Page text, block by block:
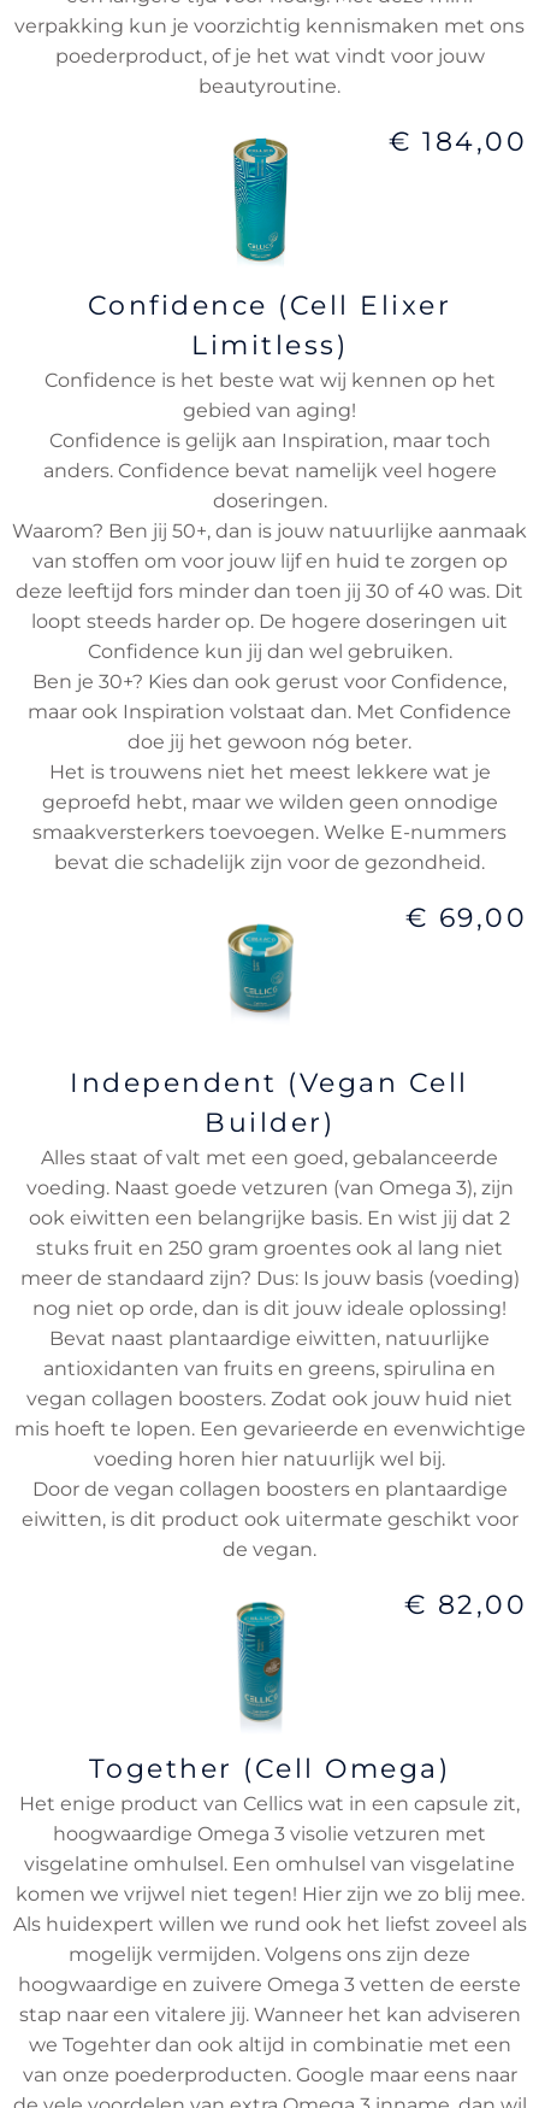
verpakking kun je voorzichtig kennismaken met ons
poederproduct, of je het wat vindt voor jouw
beautyroutine.
€ 184,00
Confidence (Cell Elixer
Limitless)
Confidence is het beste wat wij kennen op het
gebied van aging!
Confidence is gelijk aan Inspiration, maar toch
anders. Confidence bevat namelijk veel hogere
doseringen.
Waarom? Ben jij 50+, dan is jouw natuurlijke aanmaak
van stoffen om voor jouw lijf en huid te zorgen op
deze leeftijd fors minder dan toen jij 30 of 40 was. Dit
loopt steeds harder op. De hogere doseringen uit
Confidence kun jij dan wel gebruiken.
Ben je 30+? Kies dan ook gerust voor Confidence,
maar ook Inspiration volstaat dan. Met Confidence
doe jij het gewoon nóg beter.
Het is trouwens niet het meest lekkere wat je
geproefd hebt, maar we wilden geen onnodige
smaakversterkers toevoegen. Welke E-nummers
bevat die schadelijk zijn voor de gezondheid.
€ 69,00
Independent (Vegan Cell
Builder)
Alles staat of valt met een goed, gebalanceerde
voeding. Naast goede vetzuren (van Omega 3), zijn
ook eiwitten een belangrijke basis. En wist jij dat 2
stuks fruit en 250 gram groentes ook al lang niet
meer de standaard zijn? Dus: Is jouw basis (voeding)
nog niet op orde, dan is dit jouw ideale oplossing!
Bevat naast plantaardige eiwitten, natuurlijke
antioxidanten van fruits en greens, spirulina en
vegan collagen boosters. Zodat ook jouw huid niet
mis hoeft te lopen. Een gevarieerde en evenwichtige
voeding horen hier natuurlijk wel bij.
Door de vegan collagen boosters en plantaardige
eiwitten, is dit product ook uitermate geschikt voor
de vegan.
€ 82,00
Together (Cell Omega)
Het enige product van Cellics wat in een capsule zit,
hoogwaardige Omega 3 visolie vetzuren met
visgelatine omhulsel. Een omhulsel van visgelatine
komen we vrijwel niet tegen! Hier zijn we zo blij mee.
Als huidexpert willen we rund ook het liefst zoveel als
mogelijk vermijden. Volgens ons zijn deze
hoogwaardige en zuivere Omega 3 vetten de eerste
stap naar een vitalere jij. Wanneer het kan adviseren
we Togehter dan ook altijd in combinatie met een
van onze poederproducten. Google maar eens naar